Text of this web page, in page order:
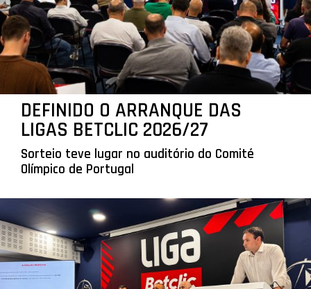
DEFINIDO O ARRANQUE DAS
LIGAS BETCLIC 2026/27
Sorteio teve lugar no auditório do Comité
Olímpico de Portugal